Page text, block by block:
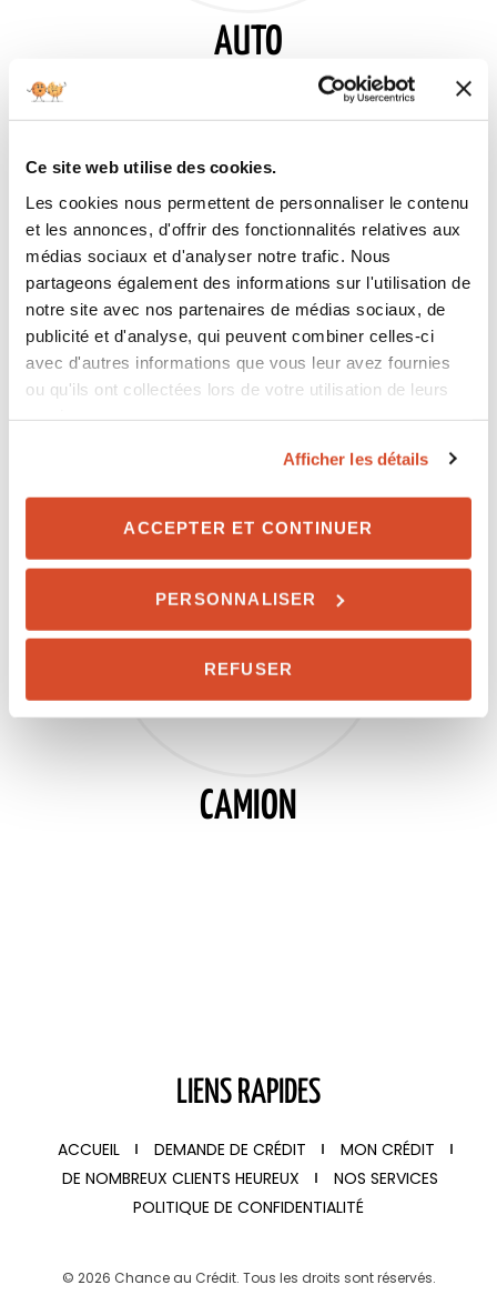
Ce site web utilise des cookies.
Les cookies nous permettent de personnaliser le contenu
et les annonces, d'offrir des fonctionnalités relatives aux
médias sociaux et d'analyser notre trafic. Nous
partageons également des informations sur l'utilisation de
notre site avec nos partenaires de médias sociaux, de
publicité et d'analyse, qui peuvent combiner celles-ci
avec d'autres informations que vous leur avez fournies
ou qu'ils ont collectées lors de votre utilisation de leurs
Afficher les détails
ACCEPTER ET CONTINUER
PERSONNALISER
REFUSER
AUTO
VUS
CAMION
LIENS RAPIDES
ACCUEIL DEMANDE DE CRÉDIT
MON CRÉDIT
DE NOMBREUX CLIENTS HEUREUX
NOS SERVICES
POLITIQUE DE CONFIDENTIALITÉ
© 2026 Chance au Crédit. Tous les droits sont réservés.